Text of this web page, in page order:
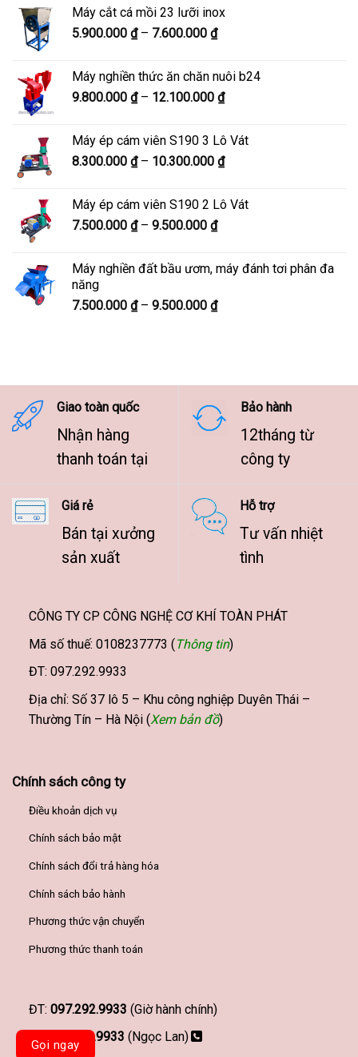
6.300.000 ₫
đến
Máy cắt cá mồi 23 lưỡi inox
5.900.000 ₫ – 7.600.000 ₫Khoảng
5.900.000 ₫
đến
Máy nghiền thức ăn chăn nuôi b24
9.800.000 ₫ – 12.100.000 ₫Khoảng
9.800.000 ₫
đến
Máy ép cám viên S190 3 Lô Vát
8.300.000 ₫ – 10.300.000 ₫Khoảng
8.300.000 ₫
Máy ép cám viên S190 2 Lô Vát
7.500.000 ₫ – 9.500.000 ₫Khoảng
7.500.000 ₫
9.500.000 ₫
Máy nghiền đất bầu ươm, máy đánh tơi phân đa
năng
7.500.000 ₫ – 9.500.000 ₫Khoảng
9.500.000 ₫
Giao toàn quốc
Nhận hàng
thanh toán tại
Bảo hành
12tháng từ
công ty
Giá rẻ
Bán tại xưởng
sản xuất
Hỗ trợ
Tư vấn nhiệt
tình
CÔNG TY CP CÔNG NGHỆ CƠ KHÍ TOÀN PHÁT
Mã số thuế: 0108237773 (Thông tin)
ĐT: 097.292.9933
Địa chỉ: Số 37 lô 5 – Khu công nghiệp Duyên Thái –
Thường Tín – Hà Nội (Xem bản đồ)
Chính sách công ty
Điều khoản dịch vụ
Chính sách bảo mật
Chính sách đổi trả hàng hóa
Chính sách bảo hành
Phương thức vận chuyển
Phương thức thanh toán
ĐT: 097.292.9933 (Giờ hành chính)
097.292.9933 (Ngọc Lan)
Gọi ngay